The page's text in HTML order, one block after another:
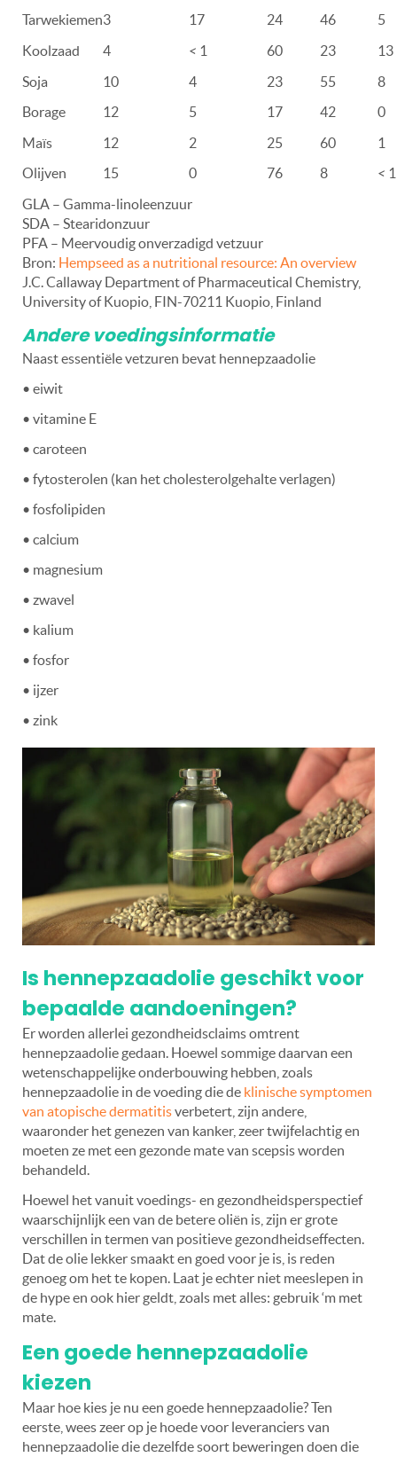
Tarwekiemen3 17 24 46
5
Koolzaad
4 < 1 60 23
13
Soja
10 4 23 55
8
Borage
12 5 17 42
0
Maïs
12 2 25 60
1
Olijven
15 0 76 8 < 1
GLA – Gamma-linoleenzuur
SDA – Stearidonzuur
PFA – Meervoudig onverzadigd vetzuur
Bron: Hempseed as a nutritional resource: An overview
J.C. Callaway Department of Pharmaceutical Chemistry,
University of Kuopio, FIN-70211 Kuopio, Finland
Andere voedingsinformatie
Naast essentiële vetzuren bevat hennepzaadolie
• eiwit
• vitamine E
• caroteen
• fytosterolen (kan het cholesterolgehalte verlagen)
• fosfolipiden
• calcium
• magnesium
• zwavel
• kalium
• fosfor
• ijzer
• zink
Is hennepzaadolie geschikt voor
bepaalde aandoeningen?
Er worden allerlei gezondheidsclaims omtrent
hennepzaadolie gedaan. Hoewel sommige daarvan een
wetenschappelijke onderbouwing hebben, zoals
hennepzaadolie in de voeding die de klinische symptomen
van atopische dermatitisverbetert, zijn andere,
waaronder het genezen van kanker, zeer twijfelachtig en
moeten ze met een gezonde mate van scepsis worden
behandeld.
Hoewel het vanuit voedings- en gezondheidsperspectief
waarschijnlijk een van de betere oliën is, zijn er grote
verschillen in termen van positieve gezondheidseffecten.
Dat de olie lekker smaakt en goed voor je is, is reden
genoeg om het te kopen. Laat je echter niet meeslepen in
de hype en ook hier geldt, zoals met alles: gebruik ‘m met
mate.
Een goede hennepzaadolie
kiezen
Maar hoe kies je nu een goede hennepzaadolie? Ten
eerste, wees zeer op je hoede voor leveranciers van
hennepzaadolie die dezelfde soort beweringen doen die